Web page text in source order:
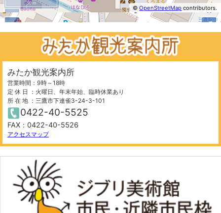
−
©OpenStreetMap contributors.
50 m
+
−
50 m
⤢
みたか観光案内所
営業時間：9時～18時
定 休 日 ：火曜日、年末年始、臨時休業あり
所 在 地 ：三鷹市下連雀3-24-3-101
0422-40-5525
FAX：0422-40-5526
アクセスマップ